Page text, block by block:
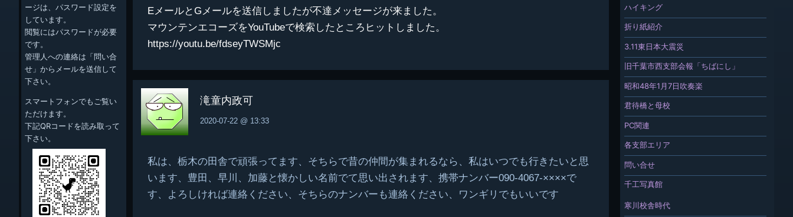
EメールとGメールを送信しましたが不達メッセージが来ました。
マウンテンエコーズをYouTubeで検索したところヒットしました。
https://youtu.be/fdseyTWSMjc
滝童内政可
2020-07-22 @ 13:33
私は、栃木の田舎で頑張ってます、そちらで昔の仲間が集まれるなら、私はいつでも行きたいと思
います、豊田、早川、加藤と懐かしい名前でて思い出されます、携帯ナンバー090-4067-××××で
す、よろしければ連絡ください、そちらのナンバーも連絡ください、ワンギリでもいいです
ハイキング
折り紙紹介
3.11東日本大震災
旧千葉市西支部会報「ちばにし」
昭和48年1月7日吹奏楽
君待橋と母校
PC関連
各支部エリア
問い合せ
千工写真館
寒川校舎時代
ージは、パスワード設定を
しています。
閲覧にはパスワードが必要
です。
管理人への連絡は「問い合
せ」からメールを送信して
下さい。
スマートフォンでもご覧い
ただけます。
下記QRコードを読み取って
下さい。